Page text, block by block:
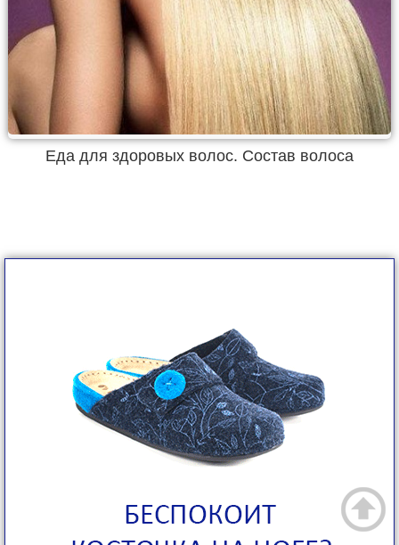
Еда для здоровых волос. Состав волоса